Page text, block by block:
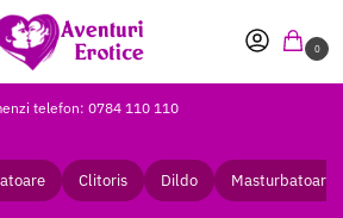
0
telefon: 0784 110 110
Clitoris Dildo Masturbatoare